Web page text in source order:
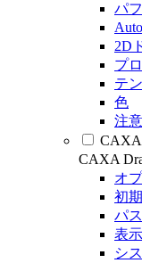
パ
2D
プ
テ
色
注
CAXA
CAXA
オ
初
パス
表示
シ